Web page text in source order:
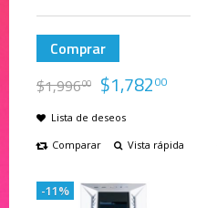
Comprar
$1,99600 $1,78200
Lista de deseos
Comparar
Vista rápida
-11%